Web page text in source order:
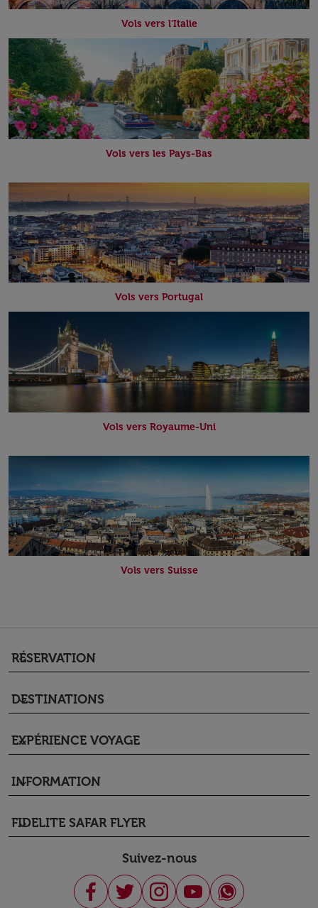
Vols vers l'Italie
Vols vers les Pays-Bas
Vols vers Portugal
Vols vers Royaume-Uni
Vols vers Suisse
RÉSERVATION
keyboard_arrow_down
DESTINATIONS
keyboard_arrow_down
EXPÉRIENCE VOYAGE
keyboard_arrow_down
INFORMATION
keyboard_arrow_down
FIDELITE SAFAR FLYER
keyboard_arrow_down
Suivez-nous